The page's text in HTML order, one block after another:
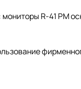
R-41 PM